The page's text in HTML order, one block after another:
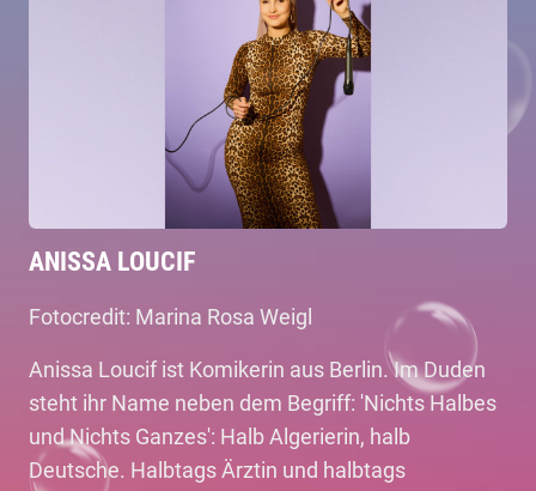
ANISSA LOUCIF
Fotocredit: Marina Rosa Weigl
Anissa Loucif ist Komikerin aus Berlin. Im Duden
steht ihr Name neben dem Begriff: 'Nichts Halbes
und Nichts Ganzes': Halb Algerierin, halb
Deutsche. Halbtags Ärztin und halbtags